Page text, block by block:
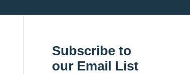
Subscribe to
our Email List